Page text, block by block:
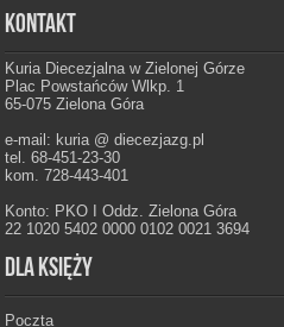
Kontakt
Kuria Diecezjalna w Zielonej Górze
Plac Powstańców Wlkp. 1
65-075 Zielona Góra
e-mail: kuria @ diecezjazg.pl
tel. 68-451-23-30
kom. 728-443-401
Konto: PKO I Oddz. Zielona Góra
22 1020 5402 0000 0102 0021 3694
Dla księży
Poczta